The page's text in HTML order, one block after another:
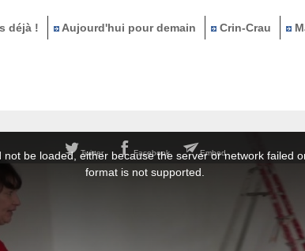
déjà ! Aujourd'hui pour demain Crin-Crau